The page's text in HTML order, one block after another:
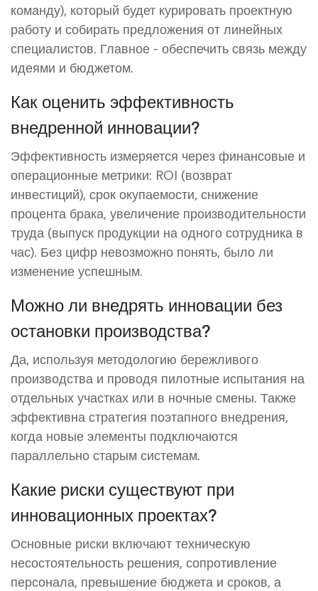
команду), который будет курировать проектную
работу и собирать предложения от линейных
специалистов. Главное - обеспечить связь между
идеями и бюджетом.
Как оценить эффективность
внедренной инновации?
Эффективность измеряется через финансовые и
операционные метрики: ROI (возврат
инвестиций), срок окупаемости, снижение
процента брака, увеличение производительности
труда (выпуск продукции на одного сотрудника в
час). Без цифр невозможно понять, было ли
изменение успешным.
Можно ли внедрять инновации без
остановки производства?
Да, используя методологию бережливого
производства и проводя пилотные испытания на
отдельных участках или в ночные смены. Также
эффективна стратегия поэтапного внедрения,
когда новые элементы подключаются
параллельно старым системам.
Какие риски существуют при
инновационных проектах?
Основные риски включают техническую
несостоятельность решения, сопротивление
персонала, превышение бюджета и сроков, а